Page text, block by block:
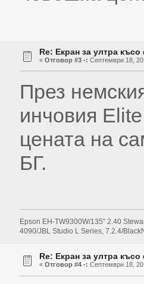
Re: Екран за ултра
« Отговор #3 -: Септември 18,
През
инчовия
цената на
БГ.
Epson EH-TW9300W/135" 2.40
4090/JBL Studio L Series, 7.2.4/
Re: Екран за ултра
« Отговор #4 -: Септември 18,